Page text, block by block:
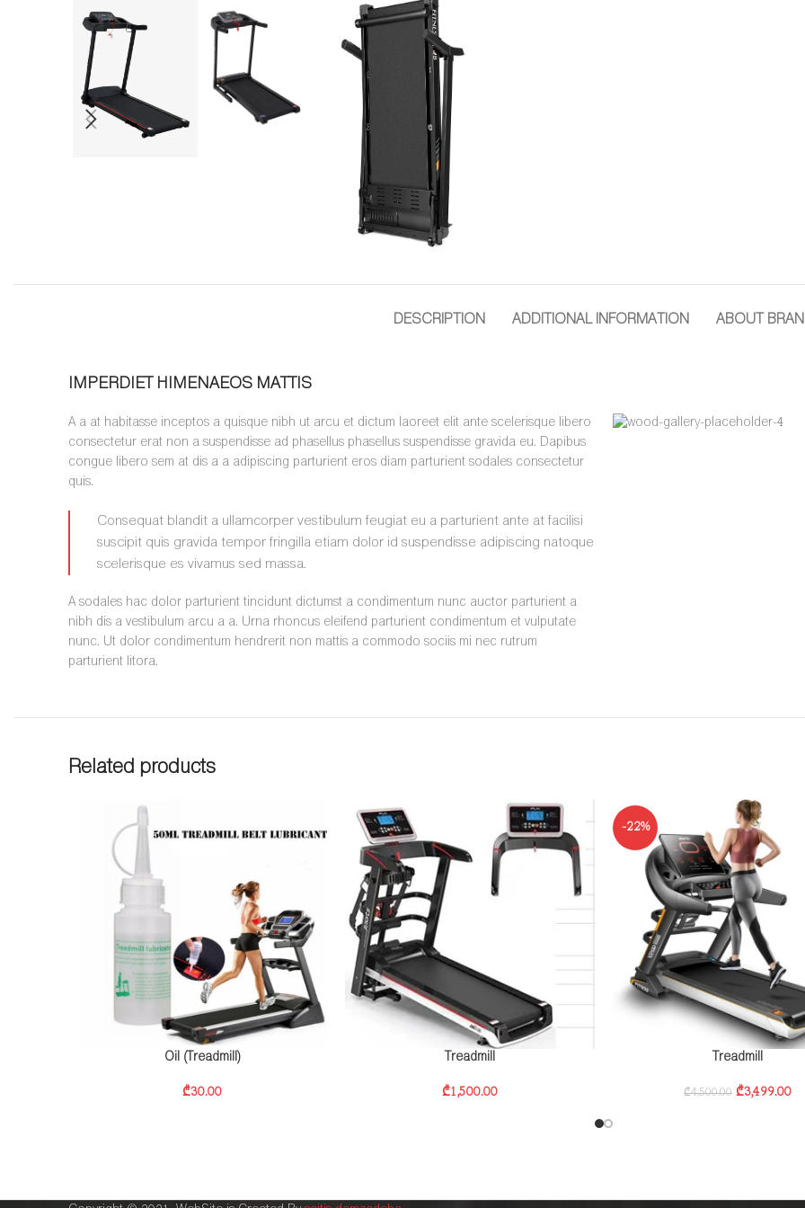
DESCRIPTION ADDITIONAL INFORMATION ABOUT
IMPERDIET HIMENAEOS MATTIS
A a at habitasse inceptos a quisque nibh ut arcu et dictum laoreet elit ante scelerisque libero
consectetur erat non a suspendisse ad phasellus phasellus suspendisse gravida eu. Dapibus
congue libero sem at dis a a adipiscing parturient eros diam parturient sodales consectetur
quis.
Consequat blandit a ullamcorper vestibulum feugiat eu a parturient ante at facilisi
suscipit quis gravida tempor fringilla etiam dolor id suspendisse adipiscing natoque
scelerisque es vivamus sed massa.
A sodales hac dolor parturient tincidunt dictumst a condimentum nunc auctor parturient a
nibh dis a vestibulum arcu a a. Urna rhoncus eleifend parturient condimentum et vulputate
nunc. Ut dolor condimentum hendrerit non mattis a commodo sociis mi nec rutrum
parturient litora.
Related products
Oil (Treadmill)
₾30.00
Treadmill
₾1,500.00
-22%
Treadmill
₾4,500.00 ₾3,499.00